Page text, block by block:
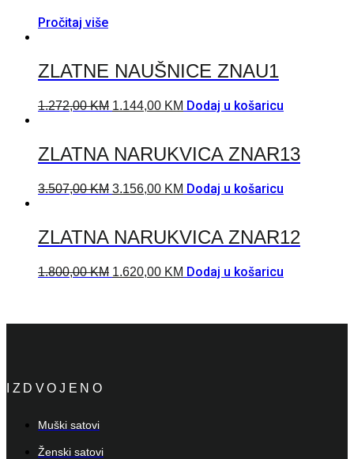
Pročitaj više
ZLATNE NAUŠNICE ZNAU1
1.272,00KM 1.144,00 KM Dodaj u košaricu
ZLATNA NARUKVICA ZNAR13
3.507,00KM 3.156,00 KM Dodaj u košaricu
ZLATNA NARUKVICA ZNAR12
1.800,00KM 1.620,00 KM Dodaj u košaricu
IZDVOJENO
Muški satovi
Ženski satovi